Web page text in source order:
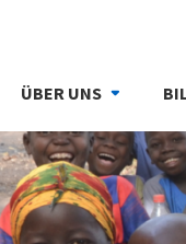
ÜBER UNS